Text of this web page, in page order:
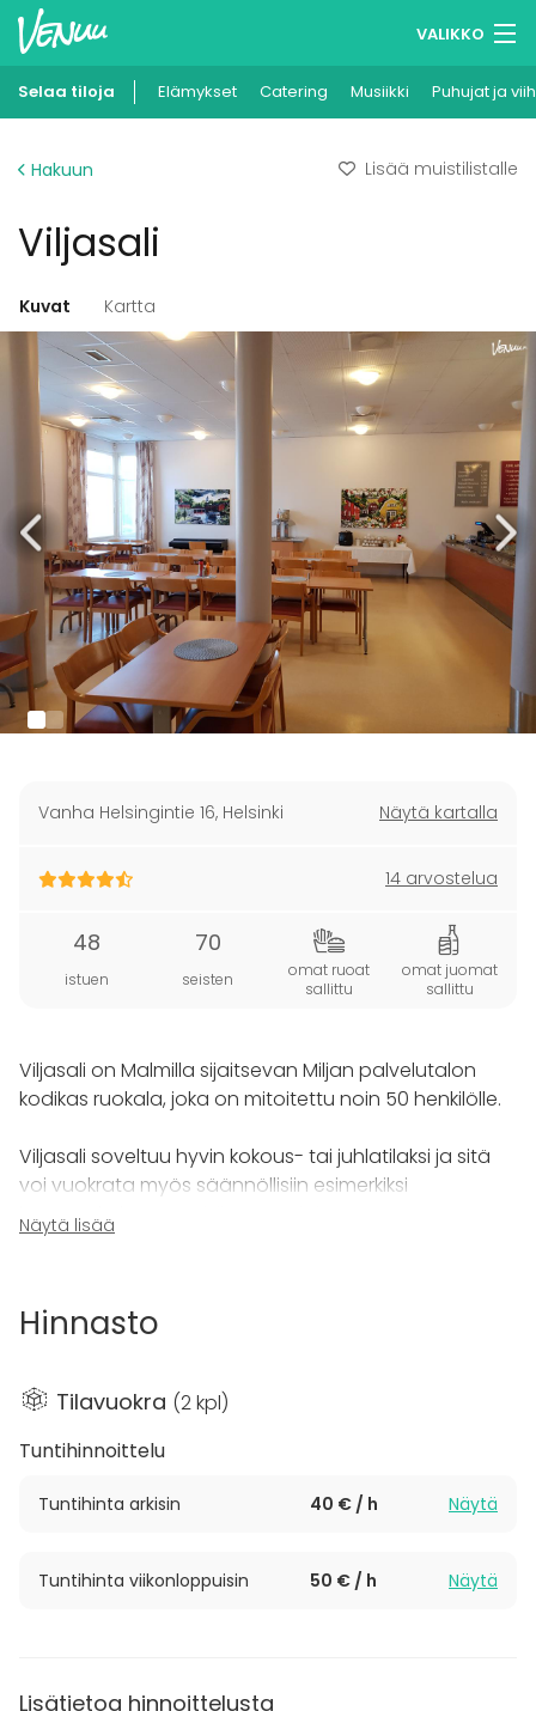
VALIKKO
Muistilistasi
Selaa tiloja Elämykset Catering Musiikki Puhujat ja
Hakuun Lisää muistilistalle
Viljasali
Kuvat Kartta
Vanha Helsingintie 16, Helsinki Näytä kartalla
14 arvostelua
48
istuen
70
seisten
omat ruoat
sallittu
omat juomat
sallittu
Viljasali on Malmilla sijaitsevan Miljan palvelutalon
kodikas ruokala, joka on mitoitettu noin 50 henkilölle.
Viljasali soveltuu hyvin kokous- tai juhlatilaksi ja sitä
voi vuokrata myös säännöllisiin esimerkiksi
harrastekokoontumisiin. Huomioitavaa on, että
palvelutalon yläkerrassa asuu ikäihmisiä eikä näin
21.00 asti.
Valmistamme juhlapalvelutuotteita tilaisuuksiinne
toivomustenne mukaan ja tarjoamme
mahdollisuuksiemme mukaan myös pitopalvelua ja
pysäköintialue.
Näytä lisää
Hinnasto
Tilavuokra (2 kpl)
Tuntihinnoittelu
Tuntihinta arkisin 40 € / h Näytä
Tuntihinta viikonloppuisin 50 € / h Näytä
Lisätietoa hinnoittelusta